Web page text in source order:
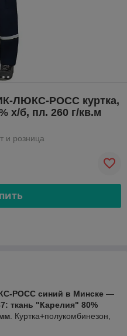
ЛЮКС-РОСС куртка,
х/б, пл. 260 г/кв.м
и розница
РОСС синий в Минске —
ткань "Карелия" 80%
. Куртка+полукомбинезон,